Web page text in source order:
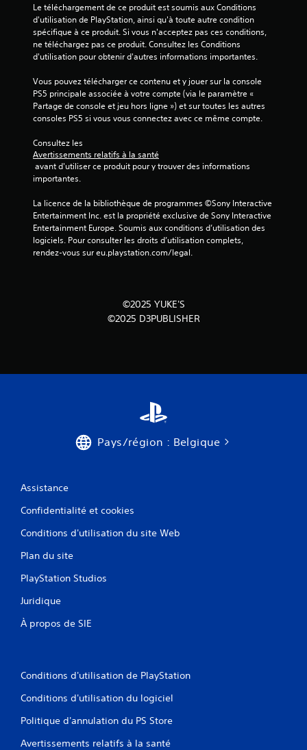
s
u
r
5
(
1
a
Le téléchargement de ce produit est soumis aux Conditions
d'utilisation de PlayStation, ainsi qu'à toute autre condition
spécifique à ce produit. Si vous n'acceptez pas ces conditions,
ne téléchargez pas ce produit. Consultez les Conditions
d'utilisation pour obtenir d'autres informations importantes.
Vous pouvez télécharger ce contenu et y jouer sur la console
PS5 principale associée à votre compte (via le paramètre «
Partage de console et jeu hors ligne ») et sur toutes les autres
consoles PS5 si vous vous connectez avec ce même compte.
Consultez les
Avertissements relatifs à la santé
importantes.
La licence de la bibliothèque de programmes ©Sony Interactive
Entertainment Inc. est la propriété exclusive de Sony Interactive
Entertainment Europe. Soumis aux conditions d’utilisation des
logiciels. Pour consulter les droits d’utilisation complets,
rendez-vous sur eu.playstation.com/legal.
©2025 YUKE'S
©2025 D3PUBLISHER
Pays/région : Belgique
Assistance
Confidentialité et cookies
Conditions d'utilisation du site Web
Plan du site
PlayStation Studios
Juridique
À propos de SIE
Conditions d'utilisation de PlayStation
Conditions d'utilisation du logiciel
Politique d'annulation du PS Store
Avertissements relatifs à la santé